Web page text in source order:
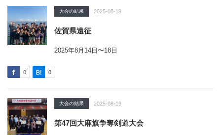
大会の結果 2025-08-19
佐賀県遠征
2025年8月14日〜18日
0 0
大会の結果 2025-08-19
第47回大麻旗争奪剣道大会